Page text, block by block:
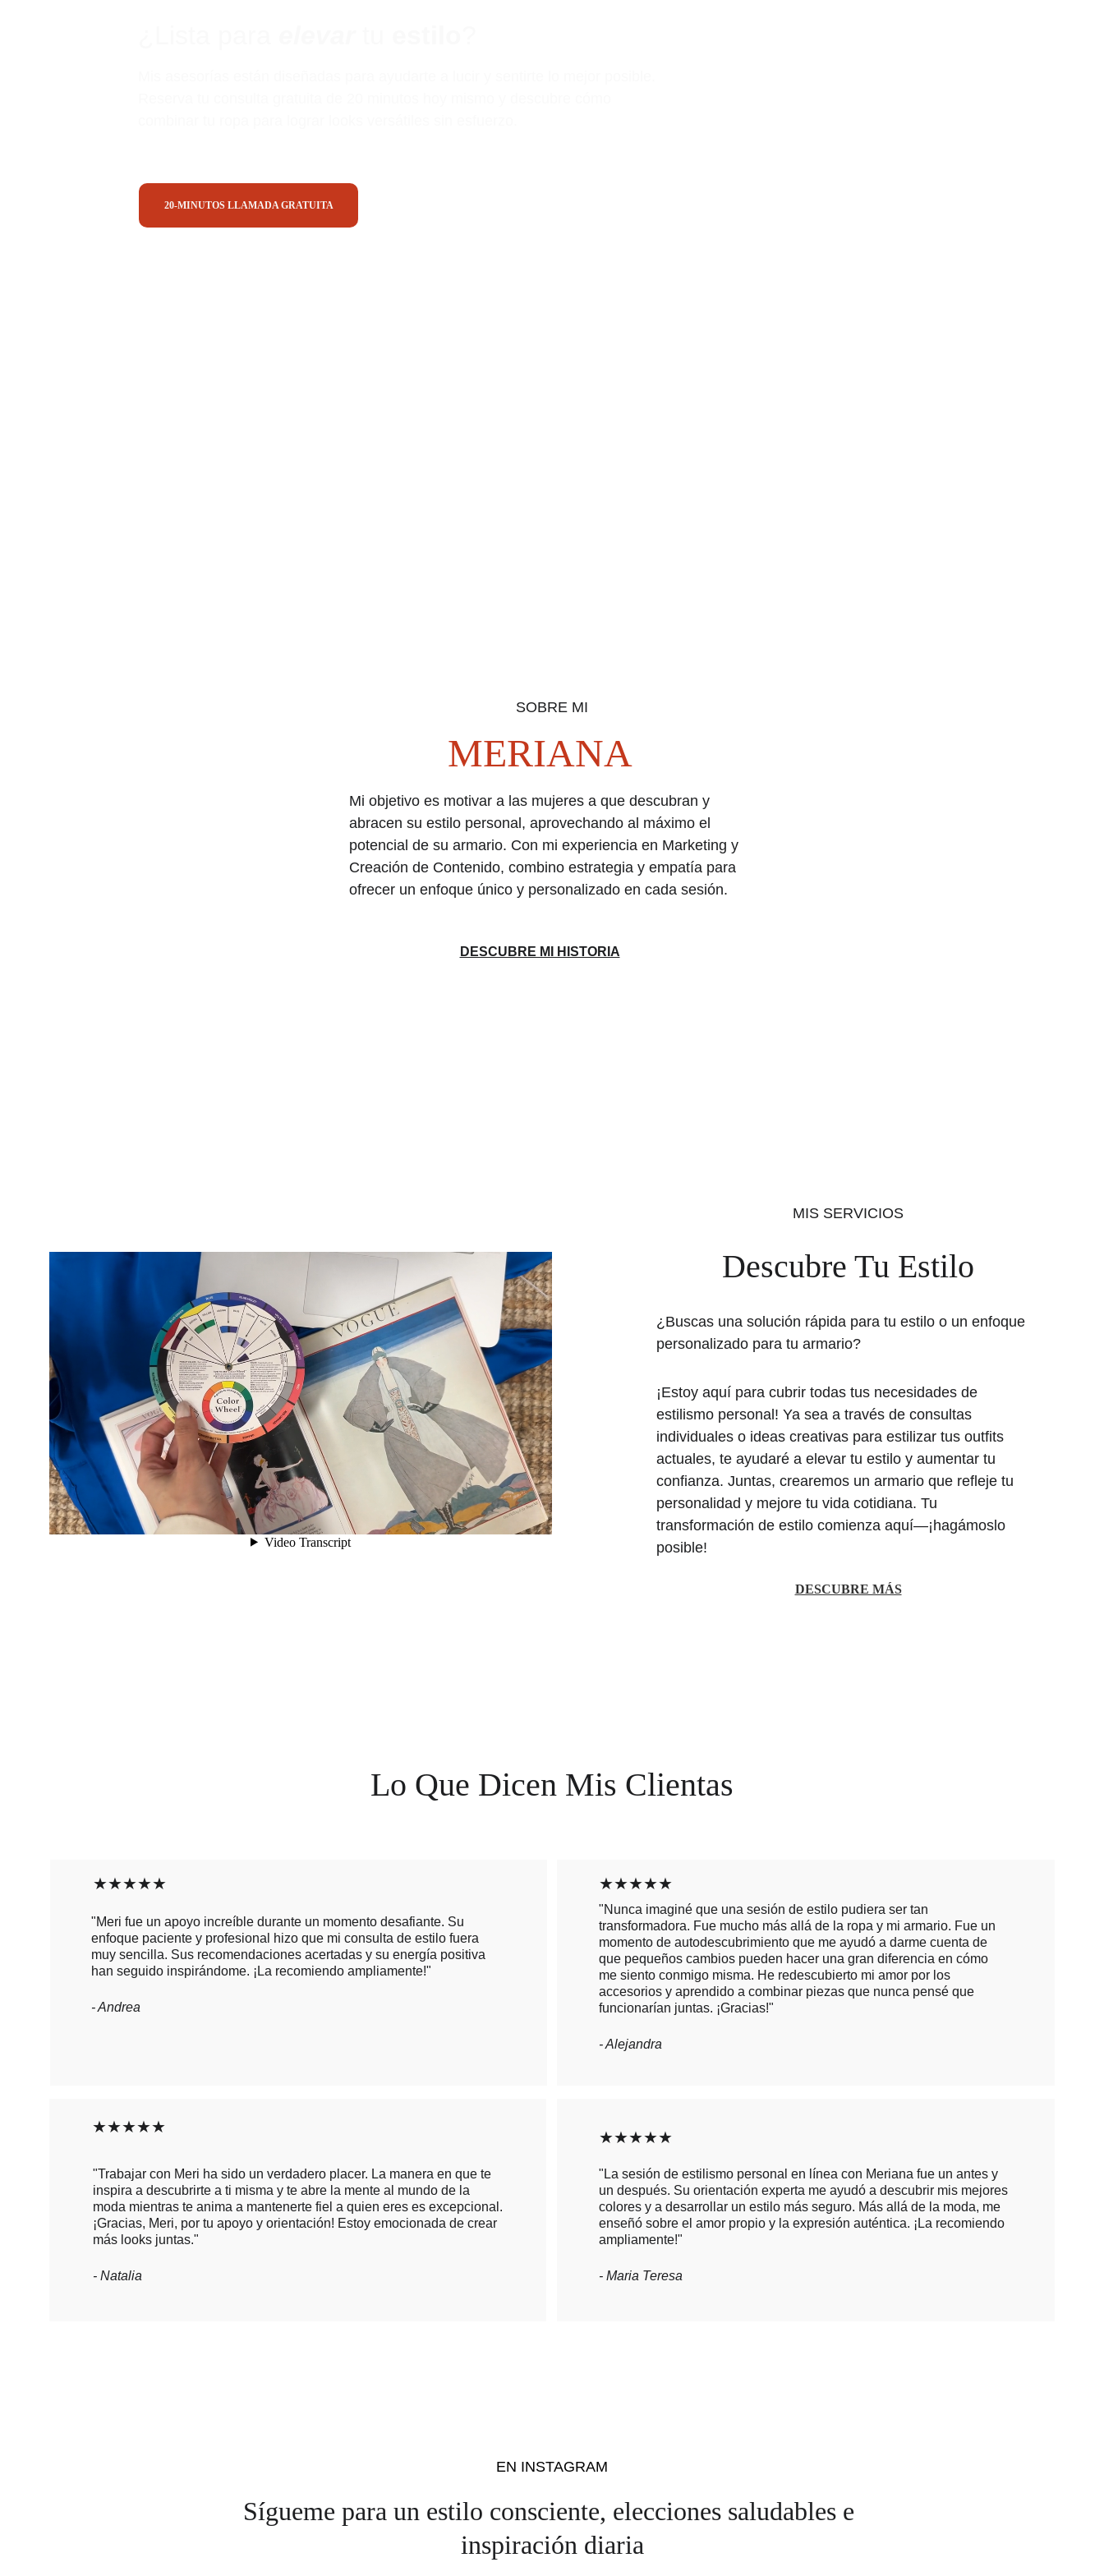
20-MINUTOS LLAMADA GRATUITA
SOBRE MI
MERIANA
DESCUBRE MI HISTORIA
Mi objetivo es motivar a las mujeres a que descubran y
abracen su estilo personal, aprovechando al máximo el
potencial de su armario. Con mi experiencia en Marketing y
Creación de Contenido, combino estrategia y empatía para
ofrecer un enfoque único y personalizado en cada sesión.
¿Buscas una solución rápida para tu estilo o un enfoque
personalizado para tu armario?
¡Estoy aquí para cubrir todas tus necesidades de
estilismo personal! Ya sea a través de consultas
individuales o ideas creativas para estilizar tus outfits
actuales, te ayudaré a elevar tu estilo y aumentar tu
confianza. Juntas, crearemos un armario que refleje tu
personalidad y mejore tu vida cotidiana. Tu
transformación de estilo comienza aquí—¡hagámoslo
posible!
MIS SERVICIOS
DESCUBRE MÁS
Descubre Tu Estilo
Lo Que Dicen Mis Clientas
"Nunca imaginé que una sesión de estilo pudiera ser tan
transformadora. Fue mucho más allá de la ropa y mi armario. Fue un
momento de autodescubrimiento que me ayudó a darme cuenta de
que pequeños cambios pueden hacer una gran diferencia en cómo
me siento conmigo misma. He redescubierto mi amor por los
accesorios y aprendido a combinar piezas que nunca pensé que
funcionarían juntas. ¡Gracias!"
- Alejandra
"Meri fue un apoyo increíble durante un momento desafiante. Su
enfoque paciente y profesional hizo que mi consulta de estilo fuera
muy sencilla. Sus recomendaciones acertadas y su energía positiva
han seguido inspirándome. ¡La recomiendo ampliamente!"
- Andrea
★★★★★
★★★★★
"La sesión de estilismo personal en línea con Meriana fue un antes y
un después. Su orientación experta me ayudó a descubrir mis mejores
colores y a desarrollar un estilo más seguro. Más allá de la moda, me
enseñó sobre el amor propio y la expresión auténtica. ¡La recomiendo
ampliamente!"
- Maria Teresa
"Trabajar con Meri ha sido un verdadero placer. La manera en que te
inspira a descubrirte a ti misma y te abre la mente al mundo de la
moda mientras te anima a mantenerte fiel a quien eres es excepcional.
¡Gracias, Meri, por tu apoyo y orientación! Estoy emocionada de crear
más looks juntas."
- Natalia
★★★★★
★★★★★
Sígueme para un estilo consciente, elecciones saludables e
inspiración diaria
EN INSTAGRAM